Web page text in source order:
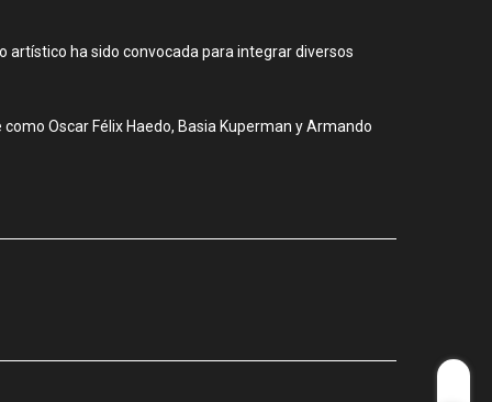
artístico ha sido convocada para integrar diversos
Oscar Félix Haedo, Basia Kuperman y Armando